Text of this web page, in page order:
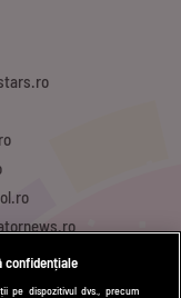
confidențiale
pe dispozitivul dvs., precum